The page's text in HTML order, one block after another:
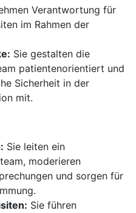
Verantwortung für
im Rahmen der
Sie gestalten die
patientenorientiert und
Sicherheit in der
mit.
Sie leiten ein
moderieren
und sorgen für
Sie führen